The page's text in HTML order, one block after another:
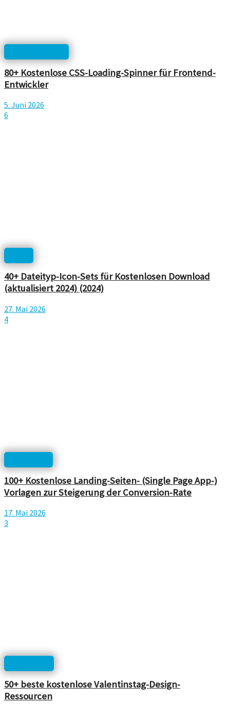
80+ Kostenlose CSS-Loading-Spinner für Frontend-
Entwickler
5. Juni 2026
6
40+ Dateityp-Icon-Sets für Kostenlosen Download
(aktualisiert 2024) (2024)
27. Mai 2026
4
100+ Kostenlose Landing-Seiten- (Single Page App-)
Vorlagen zur Steigerung der Conversion-Rate
17. Mai 2026
3
50+ beste kostenlose Valentinstag-Design-
Ressourcen